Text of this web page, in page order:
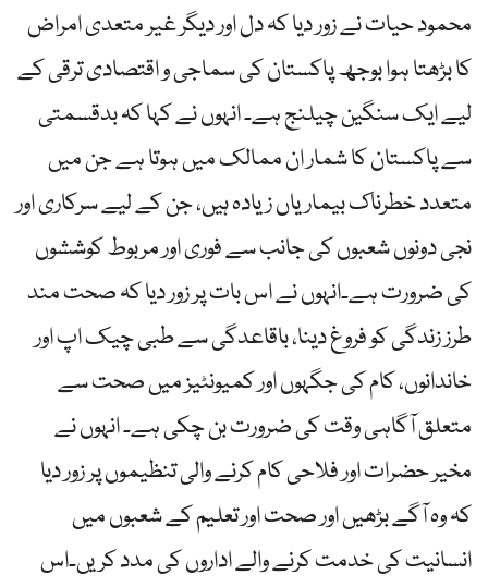
محمود حیات نے زور دیا کہ دل اور دیگر غیر متعدی امراض
کا بڑھتا ہوا بوجھ پاکستان کی سماجی و اقتصادی ترقی کے
لیے ایک سنگین چیلنج ہے۔ انہوں نے کہا کہ بدقسمتی
سے پاکستان کا شمار ان ممالک میں ہوتا ہے جن میں
متعدد خطرناک بیماریاں زیادہ ہیں، جن کے لیے سرکاری اور
نجی دونوں شعبوں کی جانب سے فوری اور مربوط کوششوں
کی ضرورت ہے۔انہوں نے اس بات پر زور دیا کہ صحت مند
طرز زندگی کو فروغ دینا، باقاعدگی سے طبی چیک اپ اور
خاندانوں، کام کی جگہوں اور کمیونٹیز میں صحت سے
متعلق آگاہی وقت کی ضرورت بن چکی ہے۔ انہوں نے
مخیر حضرات اور فلاحی کام کرنے والی تنظیموں پر زور دیا
کہ وہ آگے بڑھیں اور صحت اور تعلیم کے شعبوں میں
انسانیت کی خدمت کرنے والے اداروں کی مدد کریں۔اس